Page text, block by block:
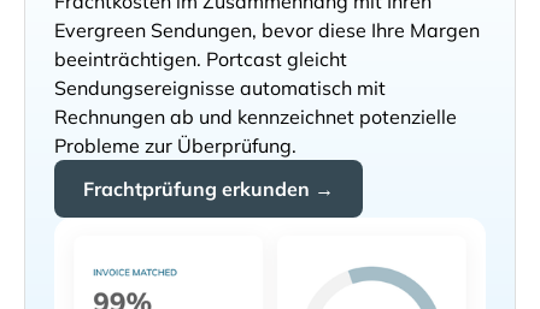
Sendungen, bevor diese Ihre Margen
beeinträchtigen. Portcast gleicht
Sendungsereignisse automatisch mit
Rechnungen ab und kennzeichnet potenzielle
Probleme zur Überprüfung.
Frachtprüfung erkunden →